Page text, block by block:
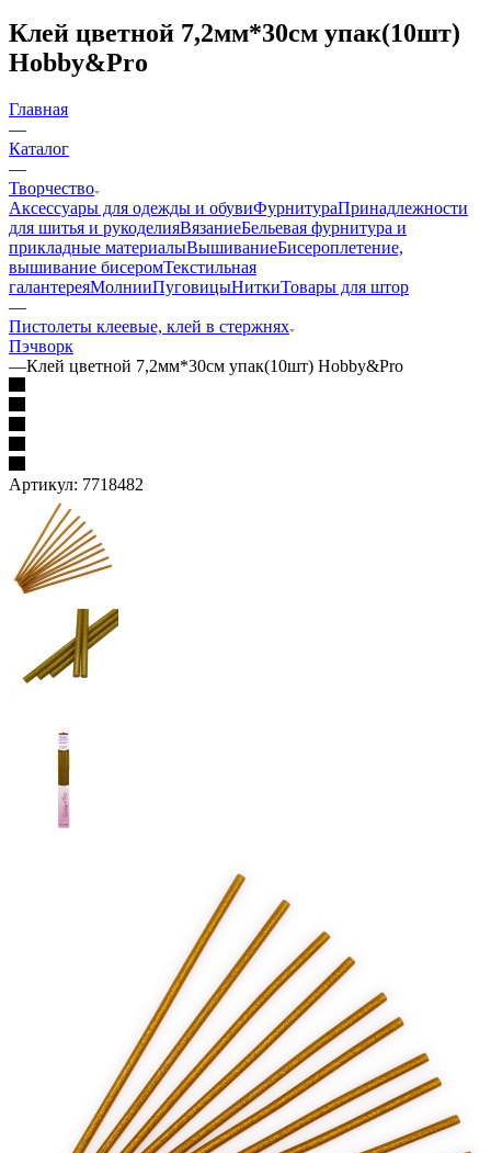
Клей цветной 7,2мм*30см упак(10шт)
Hobby&Pro
Главная
—
Каталог
—
Творчество
Аксессуары для одежды и обувиФурнитураПринадлежности
для шитья и рукоделияВязаниеБельевая фурнитура и
прикладные материалыВышиваниеБисероплетение,
вышивание бисеромТекстильная
галантереяМолнииПуговицыНиткиТовары для штор
—
Пистолеты клеевые, клей в стержнях
Пэчворк
—Клей цветной 7,2мм*30см упак(10шт) Hobby&Pro
Артикул: 7718482